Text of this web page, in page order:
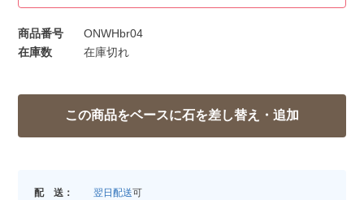
商品番号
ONWHbr04
在庫数
在庫切れ
配 送： 翌日配送可